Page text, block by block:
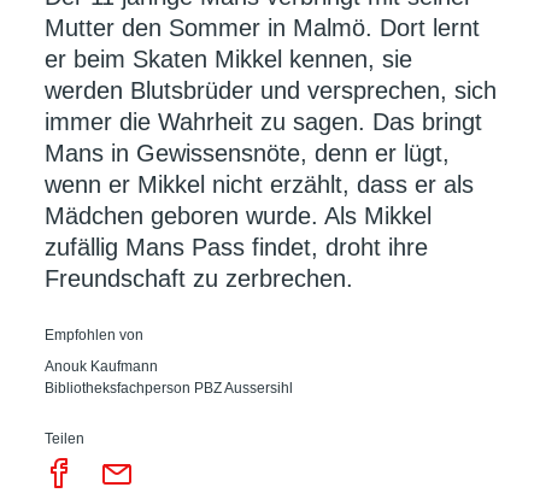
Mutter den Sommer in Malmö. Dort lernt
er beim Skaten Mikkel kennen, sie
werden Blutsbrüder und versprechen, sich
immer die Wahrheit zu sagen. Das bringt
Mans in Gewissensnöte, denn er lügt,
wenn er Mikkel nicht erzählt, dass er als
Mädchen geboren wurde. Als Mikkel
zufällig Mans Pass findet, droht ihre
Freundschaft zu zerbrechen.
Empfohlen von
Anouk Kaufmann
Bibliotheksfachperson PBZ Aussersihl
Teilen